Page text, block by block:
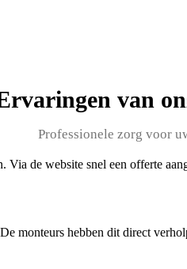
van
Professionele zorg voor
de website snel een offerte
monteurs hebben dit direct